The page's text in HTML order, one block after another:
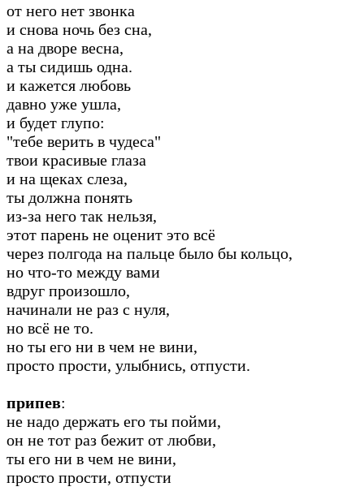
от него нет звонка
и снова ночь без сна,
а на дворе весна,
а ты сидишь одна.
и кажется любовь
давно уже ушла,
и будет глупо:
"тебе верить в чудеса"
твои красивые глаза
и на щеках слеза,
ты должна понять
из-за него так нельзя,
этот парень не оценит это всё
через полгода на пальце было бы кольцо,
но что-то между вами
вдруг произошло,
начинали не раз с нуля,
но всё не то.
но ты его ни в чем не вини,
просто прости, улыбнись, отпусти.
припев:
не надо держать его ты пойми,
он не тот раз бежит от любви,
ты его ни в чем не вини,
просто прости, отпусти